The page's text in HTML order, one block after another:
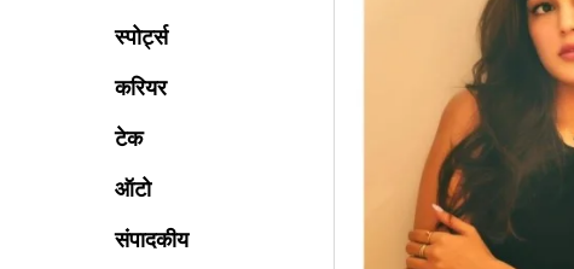
स्पोर्ट्स
करियर
टेक
ऑटो
संपादकीय